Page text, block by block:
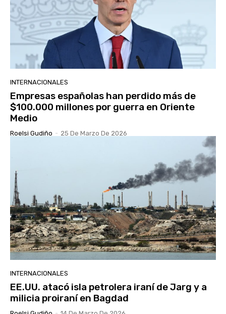
INTERNACIONALES
Empresas españolas han perdido más de
$100.000 millones por guerra en Oriente
Medio
Roelsi Gudiño - 25 De Marzo De 2026
INTERNACIONALES
EE.UU. atacó isla petrolera iraní de Jarg y a
milicia proiraní en Bagdad